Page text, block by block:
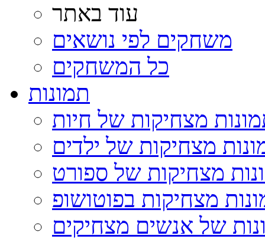
עוד באתר
משחקים לפי נושאים
כל המשחקים
תמונות
מצחיקות של חיות
מצחיקות של ילדים
מצחיקות של ספורט
מצחיקות בפוטושופ
של אנשים מצחיקים